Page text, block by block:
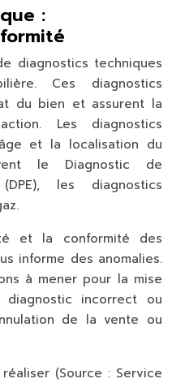
:
diagnostics techniques
Ces diagnostics
du bien et assurent la
Les diagnostics
et la localisation du
le Diagnostic de
les diagnostics
et la conformité des
informe des anomalies.
à mener pour la mise
incorrect ou
de la vente ou
(Source : Service